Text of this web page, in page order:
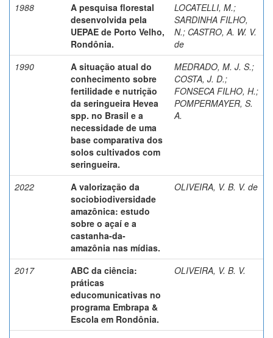
1988
A pesquisa florestal
desenvolvida pela
UEPAE de Porto Velho,
Rondônia.
LOCATELLI, M.;
SARDINHA FILHO,
N.; CASTRO, A. W. V.
de
1990
A situação atual do
conhecimento sobre
fertilidade e nutrição
da seringueira Hevea
spp. no Brasil e a
necessidade de uma
base comparativa dos
solos cultivados com
seringueira.
MEDRADO, M. J. S.;
COSTA, J. D.;
FONSECA FILHO, H.;
POMPERMAYER, S.
A.
2022
A valorização da
sociobiodiversidade
amazônica: estudo
sobre o açaí e a
castanha-da-
amazônia nas mídias.
OLIVEIRA, V. B. V. de
2017
ABC da ciência:
práticas
educomunicativas no
programa Embrapa &
Escola em Rondônia.
OLIVEIRA, V. B. V.